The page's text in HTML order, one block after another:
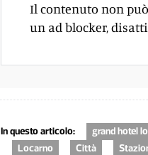
Il contenuto non
un ad blocker,
In questo articolo: grand hotel
Locarno
Città